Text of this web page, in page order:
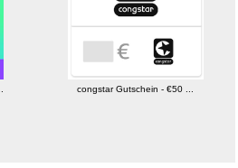
congstar Gutschein - €50 ...